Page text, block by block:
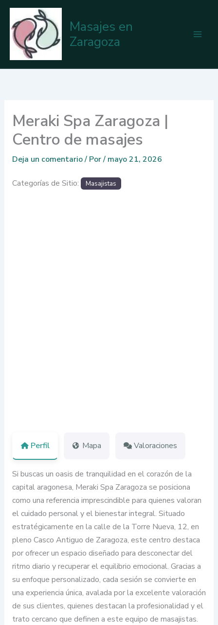
contenido
Masajes en
Zaragoza
Meraki Spa Zaragoza |
Centro de masajes
Deja un comentario/ Por/ mayo 21, 2026
Categorías de Sitio: Masajistas
Perfil Mapa Valoraciones
Si buscas un oasis de tranquilidad en el corazón de la
capital aragonesa, Meraki Spa Zaragoza se posiciona
como una referencia imprescindible para quienes valoran
el cuidado personal y el bienestar integral. Situado
estratégicamente en la calle de la Torre Nueva, 12, en
pleno Casco Antiguo de Zaragoza, este centro destaca
por ofrecer un espacio diseñado para desconectar del
ritmo diario y recuperar el equilibrio emocional. Gracias a
su enfoque personalizado, cada sesión se convierte en
una experiencia única, avalada por la excelente valoración
de sus clientes, quienes destacan la profesionalidad y el
trato cercano que definen a este equipo de masajistas.